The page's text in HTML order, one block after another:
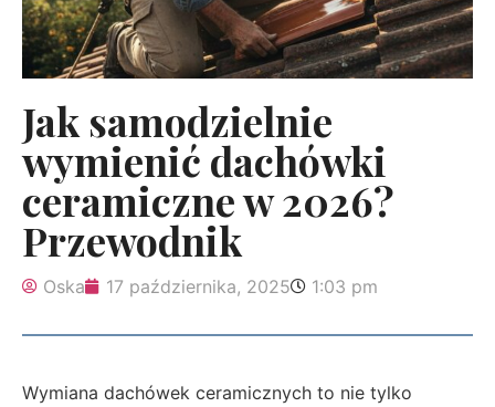
Jak samodzielnie
wymienić dachówki
ceramiczne w 2026?
Przewodnik
Oska 17 października, 2025 1:03 pm
Wymiana dachówek ceramicznych to nie tylko